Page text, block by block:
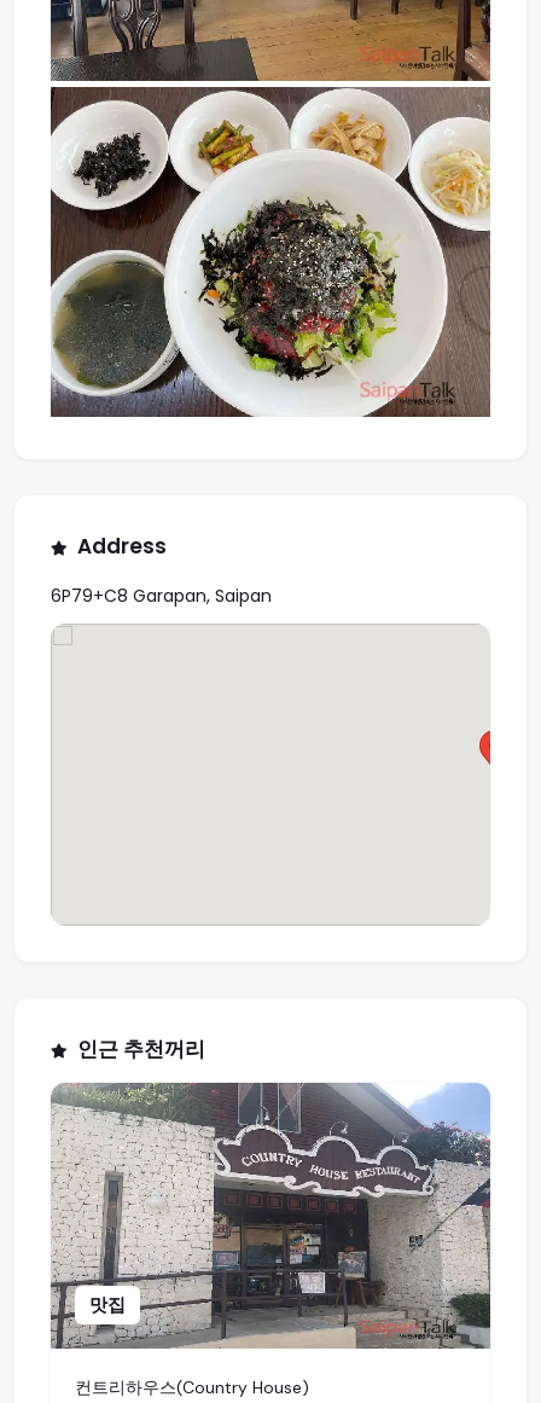
Address
6P79+C8 Garapan, Saipan
인근 추천꺼리
맛집
컨트리하우스(Country House)